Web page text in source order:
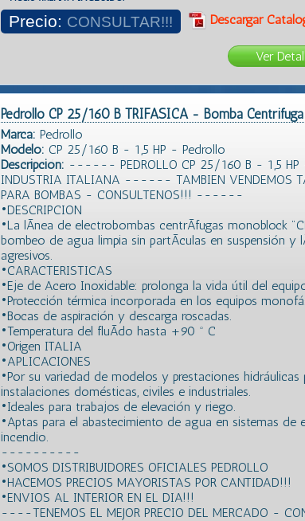
Precio: CONSULTAR!!! Descargar
Ver
Pedrollo CP 25/160 B TRIFASICA - Bomba Centrifuga
Marca: Pedrollo
Modelo: CP 25/160 B - 1,5 HP - Pedrollo
Descripción: ------ PEDROLLO CP 25/160 B - 1,5
INDUSTRIA ITALIANA ------ TAMBIEN VENDEMOS
PARA BOMBAS - CONSULTENOS!!! ------
•DESCRIPCION
•La lÃ­nea de electrobombas centrÃ­fugas monoblock
bombeo de agua limpia sin partÃ­culas en suspensión y
agresivos.
•CARACTERISTICAS
•Eje de Acero Inoxidable: prolonga la vida útil del
•Protección térmica incorporada en los equipos
•Bocas de aspiración y descarga roscadas.
•Temperatura del fluÃ­do hasta +90 º C
•Origen ITALIA
•APLICACIONES
•Por su variedad de modelos y prestaciones hidráulicas
instalaciones domésticas, civiles e industriales.
•Ideales para trabajos de elevación y riego.
•Aptas para el abastecimiento de agua en sistemas de
incendio.
----------
•SOMOS DISTRIBUIDORES OFICIALES PEDROLLO
•HACEMOS PRECIOS MAYORISTAS POR CANTIDAD!!!
•ENVIOS AL INTERIOR EN EL DIA!!!
----TENEMOS EL MEJOR PRECIO DEL MERCADO -